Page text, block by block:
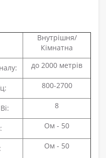
Внутрішня/
Кімнатна
до 2000 метрів
800-2700
8
Ом - 50
Ом - 50